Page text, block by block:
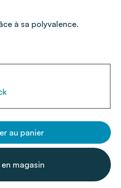
à sa polyvalence.
au panier
magasin